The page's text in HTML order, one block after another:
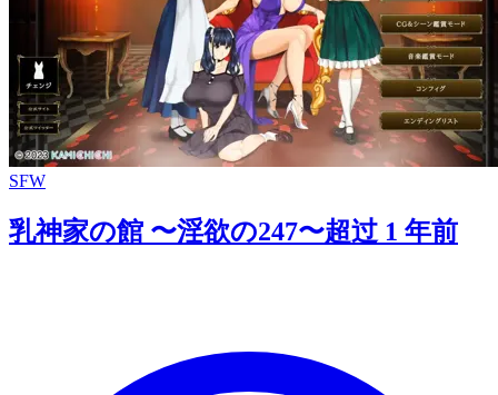
SFW
乳神家の館 〜淫欲の247〜超过 1 年前